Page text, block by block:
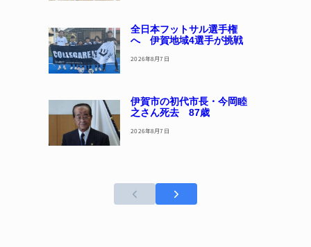
全日本フットサル選手権
へ 伊賀地域4選手が挑戦
2026年8月7日
伊賀市の初代市長・今岡睦
之さん死去 87歳
2026年8月7日